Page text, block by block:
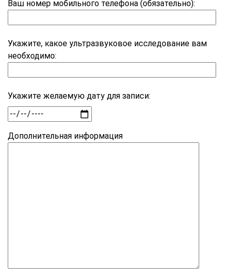
Ваш номер мобильного телефона (обязательно):
Укажите, какое ультразвуковое исследование вам
необходимо:
Укажите желаемую дату для записи:
Дополнительная информация